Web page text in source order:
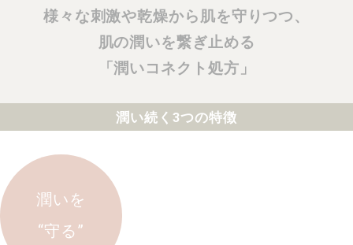
*9 保湿成分 *10 乾燥による
様々な刺激や乾燥から肌を守りつつ、
肌の潤いを繋ぎ止める
「潤いコネクト処方」
潤い続く3つの特徴
潤いを
“守る”